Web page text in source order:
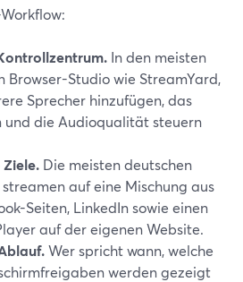
In den meisten
Browser-Studio wie StreamYard,
Sprecher hinzufügen, das
und die Audioqualität steuern
Ziele. Die meisten deutschen
auf eine Mischung aus
Seiten, LinkedIn sowie einen
auf der eigenen Website.
Wer spricht wann, welche
werden gezeigt